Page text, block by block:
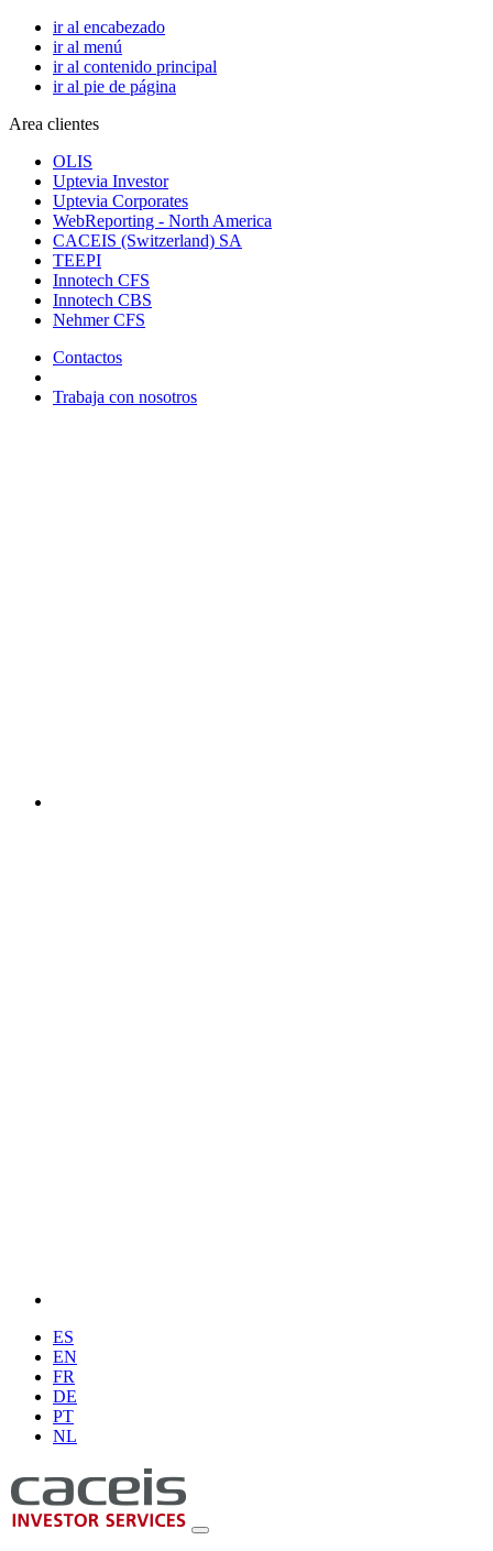
ir al encabezado
ir al menú
ir al contenido principal
ir al pie de página
Area clientes
OLIS
Uptevia Investor
Uptevia Corporates
WebReporting - North America
CACEIS (Switzerland) SA
TEEPI
Innotech CFS
Innotech CBS
Nehmer CFS
Contactos
Trabaja con nosotros
ES
EN
FR
DE
PT
NL